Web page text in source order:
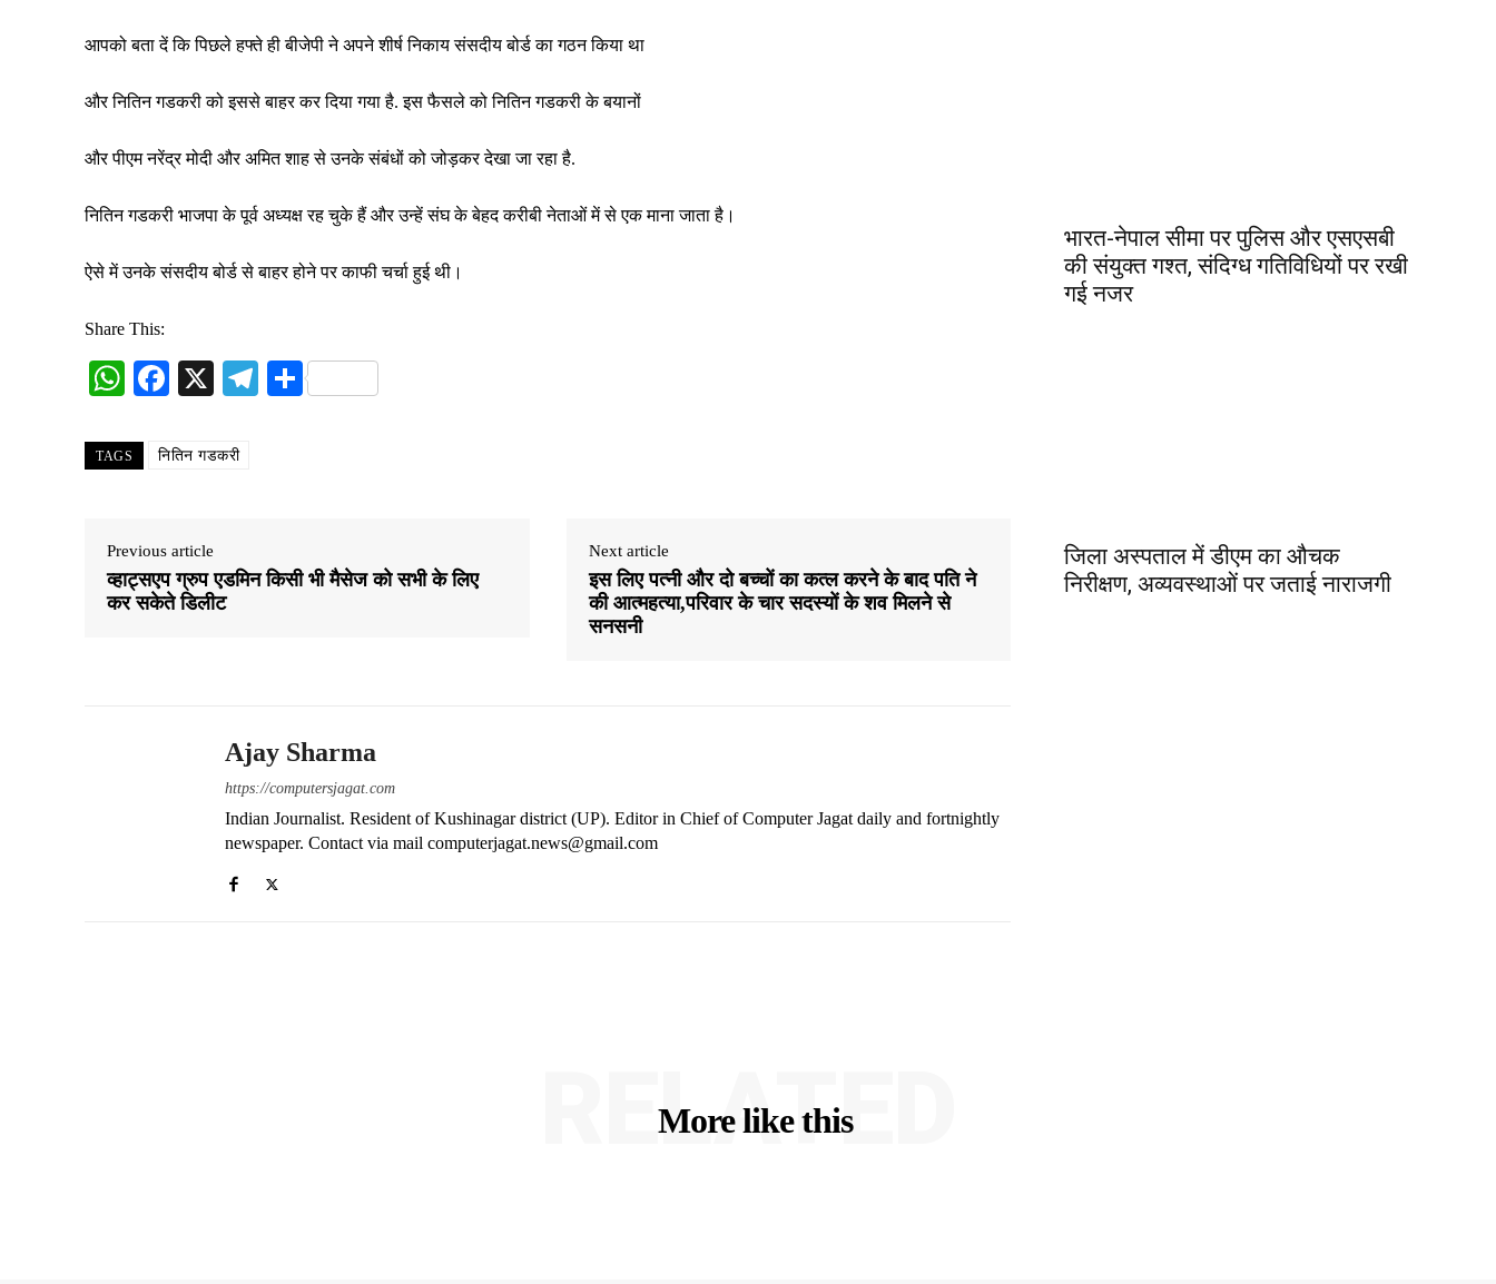
आपको बता दें कि पिछले हफ्ते ही बीजेपी ने अपने शीर्ष निकाय संसदीय बोर्ड का गठन किया था
और नितिन गडकरी को इससे बाहर कर दिया गया है. इस फैसले को नितिन गडकरी के बयानों
और पीएम नरेंद्र मोदी और अमित शाह से उनके संबंधों को जोड़कर देखा जा रहा है.
नितिन गडकरी भाजपा के पूर्व अध्यक्ष रह चुके हैं और उन्हें संघ के बेहद करीबी नेताओं में से एक माना जाता है।
ऐसे में उनके संसदीय बोर्ड से बाहर होने पर काफी चर्चा हुई थी।
Share This:
W
ts
Fa
bo
X
Te S
TAGS नितिन गडकरी
Previous article
व्हाट्सएप ग्रुप एडमिन किसी भी मैसेज को सभी के लिए
कर सकेते डिलीट
Next article
इस लिए पत्नी और दो बच्चों का कत्ल करने के बाद पति ने
की आत्महत्या,परिवार के चार सदस्यों के शव मिलने से
सनसनी
Ajay Sharma
https://computersjagat.com
Indian Journalist. Resident of Kushinagar district (UP). Editor in Chief of Computer Jagat daily and fortnightly
newspaper. Contact via mail computerjagat.news@gmail.com
भारत-नेपाल सीमा पर पुलिस और एसएसबी
की संयुक्त गश्त, संदिग्ध गतिविधियों पर रखी
गई नजर
जिला अस्पताल में डीएम का औचक
निरीक्षण, अव्यवस्थाओं पर जताई नाराजगी
More like this
RELATED